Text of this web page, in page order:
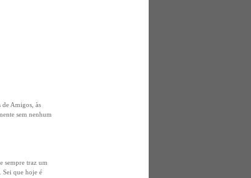
de Amigos, às
sem nenhum
sempre traz um
Sei que hoje é